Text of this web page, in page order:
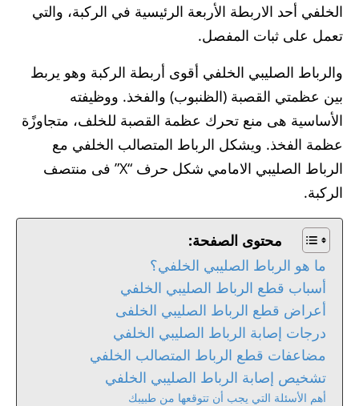
الخلفي أحد الاربطة الأربعة الرئيسية في الركبة، والتي
تعمل على ثبات المفصل.
والرباط الصليبي الخلفي أقوى أربطة الركبة وهو يربط
بين عظمتي القصبة (الظنبوب) والفخذ. ووظيفته
الأساسية هى منع تحرك عظمة القصبة للخلف، متجاوزًة
عظمة الفخذ. ويشكل الرباط المتصالب الخلفي مع
الرباط الصليبي الامامي شكل حرف “X” فى منتصف
الركبة.
محتوى الصفحة:
ما هو الرباط الصليبي الخلفي؟
أسباب قطع الرباط الصليبي الخلفي
أعراض قطع الرباط الصليبي الخلفى
درجات إصابة الرباط الصليبي الخلفي
مضاعفات قطع الرباط المتصالب الخلفي
تشخيص إصابة الرباط الصليبي الخلفي
أهم الأسئلة التي يجب أن تتوقعها من طبيبك